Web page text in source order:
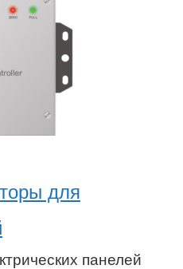
для
панелей